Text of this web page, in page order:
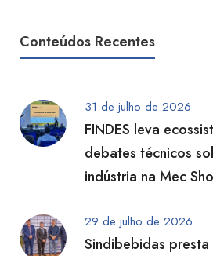
Conteúdos Recentes
31 de julho de 2026
FINDES leva
debates técnicos
indústria na Mec
29 de julho de 2026
Sindibebidas presta